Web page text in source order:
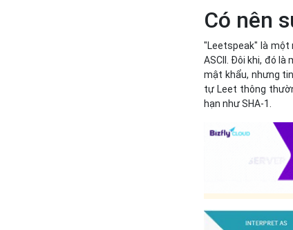
Có nên
"Leetspeak" là một
ASCII. Đôi khi, đó
mật khẩu, nhưng
tự Leet thông
hạn như SHA-1.